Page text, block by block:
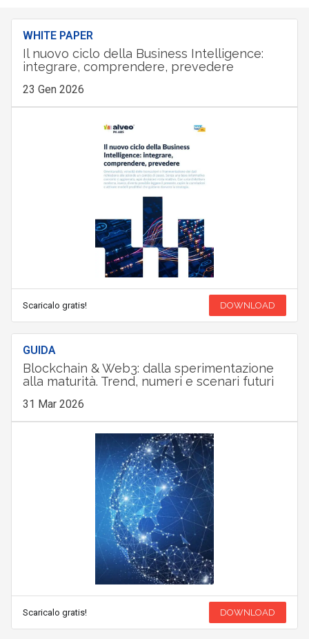
WHITE PAPER
Il nuovo ciclo della Business Intelligence:
integrare, comprendere, prevedere
23 Gen 2026
Scaricalo gratis! DOWNLOAD
GUIDA
Blockchain & Web3: dalla sperimentazione
alla maturità. Trend, numeri e scenari futuri
31 Mar 2026
Scaricalo gratis! DOWNLOAD